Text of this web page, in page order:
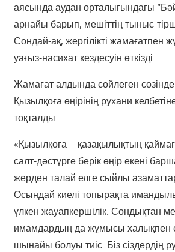
аясында аудан орталығындағы
арнайы барып, мешіттің тыныс-
Сондай-ақ, жергілікті жамағатпен
уағыз-насихат кездесуін өткізді.
Жамағат алдында сөйлеген
Қызылқоға өңірінің рухани
тоқталды:
«Қызылқоға – қазақылықтың
салт-дәстүрге берік өңір екені
жерден талай елге сыйлы
Осындай киелі топырақта
үлкен жауапкершілік. Сондықтан
имамдардың да жұмысы халықпен
шынайы болуы тиіс. Біз сіздердің